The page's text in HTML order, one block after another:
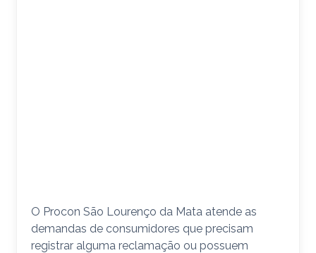
O Procon São Lourenço da Mata atende as
demandas de consumidores que precisam
registrar alguma reclamação ou possuem